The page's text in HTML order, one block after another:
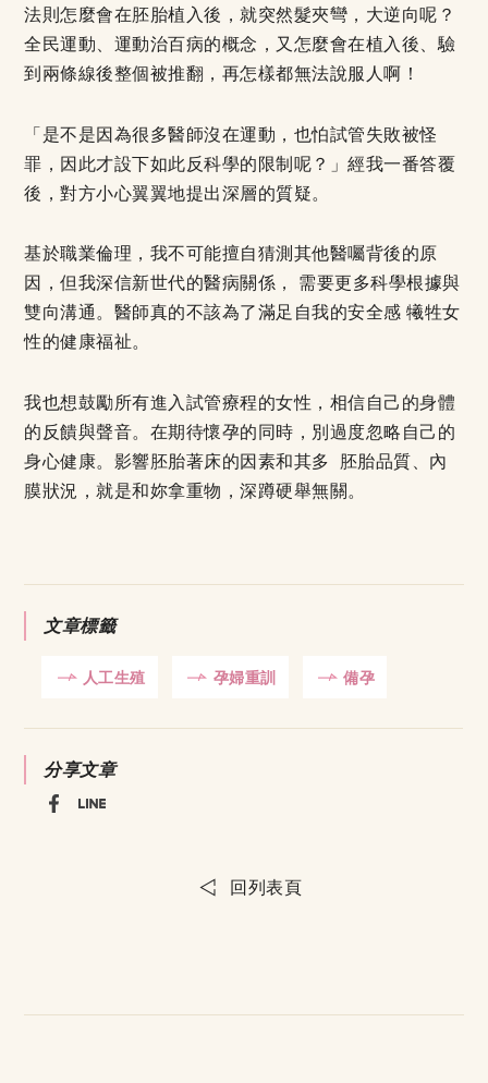
法則怎麼會在胚胎植入後，就突然髮夾彎，大逆向呢？
全民運動、運動治百病的概念，又怎麼會在植入後、驗
到兩條線後整個被推翻，再怎樣都無法說服人啊！
「是不是因為很多醫師沒在運動，也怕試管失敗被怪
罪，因此才設下如此反科學的限制呢？」經我一番答覆
後，對方小心翼翼地提出深層的質疑。
基於職業倫理，我不可能擅自猜測其他醫囑背後的原
因，但我深信新世代的醫病關係， 需要更多科學根據與
雙向溝通。醫師真的不該為了滿足自我的安全感 犧牲女
性的健康福祉。
我也想鼓勵所有進入試管療程的女性，相信自己的身體
的反饋與聲音。在期待懷孕的同時，別過度忽略自己的
身心健康。影響胚胎著床的因素和其多 胚胎品質、內
膜狀況，就是和妳拿重物，深蹲硬舉無關。
文章標籤
人工生殖 孕婦重訓 備孕
分享文章
回列表頁